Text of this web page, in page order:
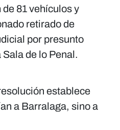
81 vehículos y
retirado de
por presunto
de lo Penal.
establece
a Barralaga, sino a